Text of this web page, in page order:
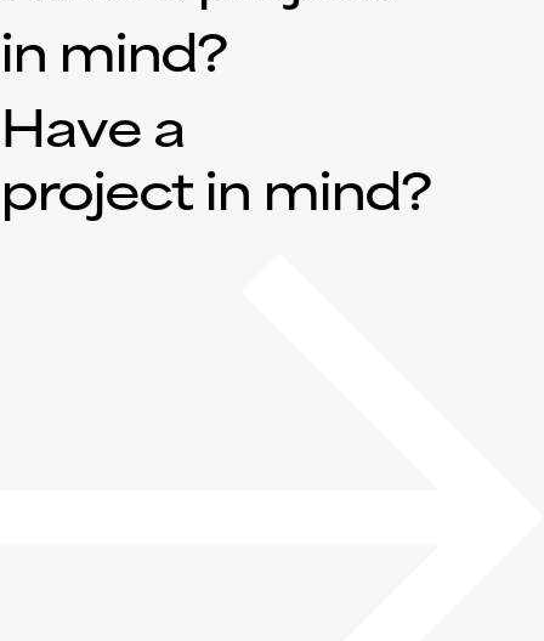
in mind?
Have a
project in mind?